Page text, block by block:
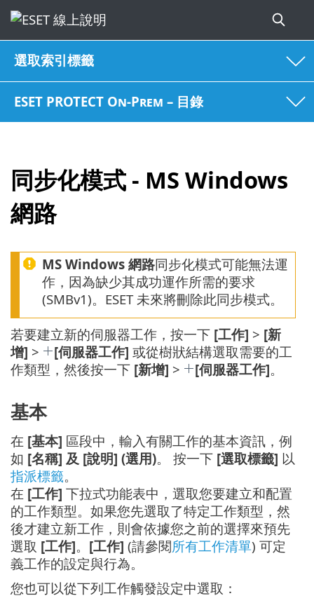
選取索引標籤
ESET PROTECT On-Prem – 目錄
同步化模式 - MS Windows
網路
MS Windows 網路同步化模式可能無法運
作，因為缺少其成功運作所需的要求
(SMBv1)。ESET 未來將刪除此同步模式。
若要建立新的伺服器工作，按一下 [工作] > [新
增] > [伺服器工作] 或從樹狀結構選取需要的工
作類型，然後按一下 [新增] > [伺服器工作]。
基本
在 [基本] 區段中，輸入有關工作的基本資訊，例
如 [名稱] 及 [說明] (選用)。 按一下 [選取標籤] 以
指派標籤。
在 [工作] 下拉式功能表中，選取您要建立和配置
的工作類型。如果您先選取了特定工作類型，然
後才建立新工作，則會依據您之前的選擇來預先
選取 [工作]。 [工作] (請參閱所有工作清單) 可定
義工作的設定與行為。
您也可以從下列工作觸發設定中選取：